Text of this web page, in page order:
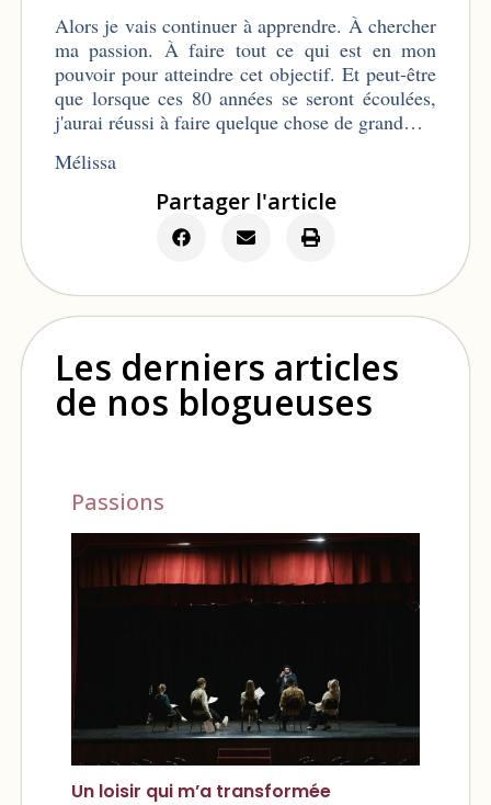
Alors je vais continuer à apprendre. À chercher
ma passion. À faire tout ce qui est en mon
pouvoir pour atteindre cet objectif. Et peut-être
que lorsque ces 80 années se seront écoulées,
j'aurai réussi à faire quelque chose de grand…
Mélissa
Partager l'article
Les derniers articles
de nos blogueuses
Passions
Un loisir qui m’a transformée